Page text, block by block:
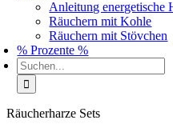
Anleitung energetische
Räuchern mit Kohle
Räuchern mit Stövchen
% Prozente %
Suche
nach:
Räucherharze Sets